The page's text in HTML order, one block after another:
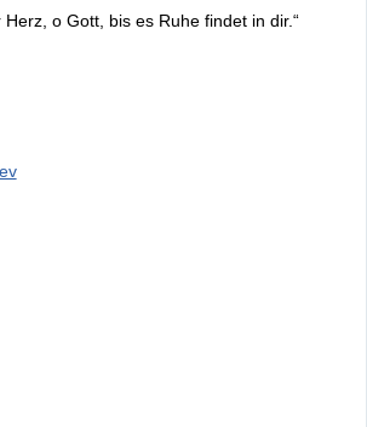
Herz, o Gott, bis es Ruhe findet in dir.“